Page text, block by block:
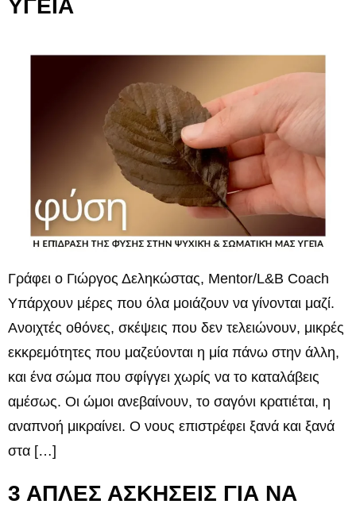
ΥΓΕΙΑ
Γράφει ο Γιώργος Δεληκώστας, Mentor/L&B Coach
Υπάρχουν μέρες που όλα μοιάζουν να γίνονται μαζί.
Ανοιχτές οθόνες, σκέψεις που δεν τελειώνουν, μικρές
εκκρεμότητες που μαζεύονται η μία πάνω στην άλλη,
και ένα σώμα που σφίγγει χωρίς να το καταλάβεις
αμέσως. Οι ώμοι ανεβαίνουν, το σαγόνι κρατιέται, η
αναπνοή μικραίνει. Ο νους επιστρέφει ξανά και ξανά
στα […]
3 ΑΠΛΕΣ ΑΣΚΗΣΕΙΣ ΓΙΑ ΝΑ